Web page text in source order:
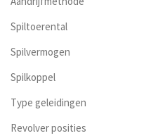
Spiltoerental
Spilvermogen
Spilkoppel
Type geleidingen
Revolver posities